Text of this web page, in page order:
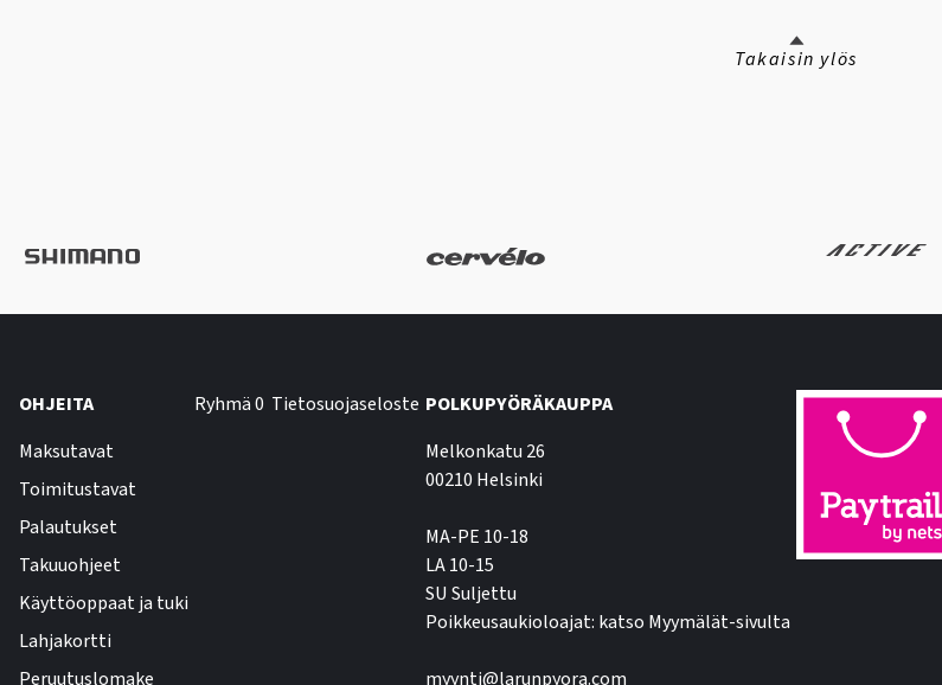
Takaisin ylös
OHJEITA
Maksutavat
Toimitustavat
Palautukset
Takuuohjeet
Käyttöoppaat ja tuki
Lahjakortti
Peruutuslomake
Ryhmä 0 Tietosuojaseloste POLKUPYÖRÄKAUPPA
Melkonkatu 26
00210 Helsinki
MA-PE 10-18
LA 10-15
SU Suljettu
Poikkeusaukioloajat: katso Myymälät-sivulta
myynti@larunpyora.com